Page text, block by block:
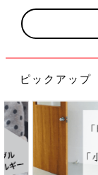
学校に行くのが
うに家庭科や体
まざまなことを
それにとことん時
に大きな差を感じ
――お子さんが3人
杏 わが家でも毎
バラのものを習う
的な面でも大きな
ピックアップ